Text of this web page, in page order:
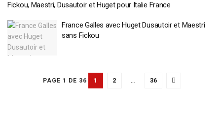
Fickou, Maestri, Dusautoir et Huget pour Italie France
France Galles avec Huget Dusautoir et Maestri
sans Fickou
PAGE 1 DE 36 1 2 36